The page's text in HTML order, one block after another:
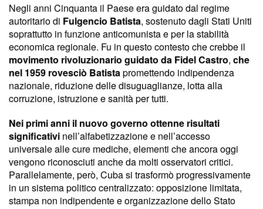
Negli anni Cinquanta il Paese era guidato dal regime
autoritario di Fulgencio Batista, sostenuto dagli Stati Uniti
soprattutto in funzione anticomunista e per la stabilità
economica regionale. Fu in questo contesto che crebbe il
movimento rivoluzionario guidato da Fidel Castro, che
nel 1959 rovesciò Batista promettendo indipendenza
nazionale, riduzione delle disuguaglianze, lotta alla
corruzione, istruzione e sanità per tutti.
Nei primi anni il nuovo governo ottenne risultati
significativi nell’alfabetizzazione e nell’accesso
universale alle cure mediche, elementi che ancora oggi
vengono riconosciuti anche da molti osservatori critici.
Parallelamente, però, Cuba si trasformò progressivamente
in un sistema politico centralizzato: opposizione limitata,
stampa non indipendente e organizzazione dello Stato